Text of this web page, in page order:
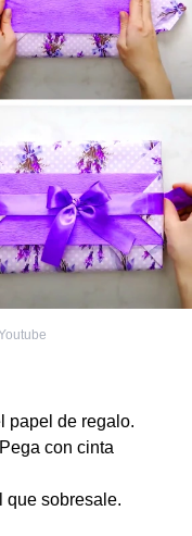
papel de regalo.
con cinta
que sobresale.